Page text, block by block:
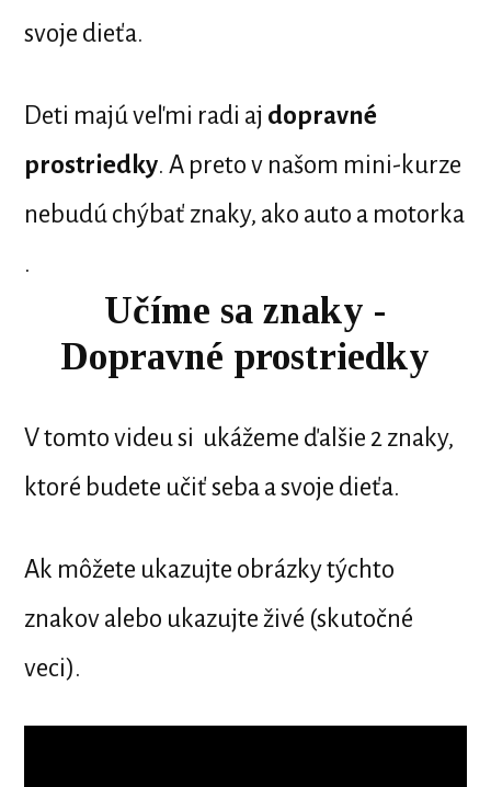
svoje dieťa.
Deti majú veľmi radi aj dopravné
prostriedky. A preto v našom mini-kurze
nebudú chýbať znaky, ako auto a motorka
.
Učíme sa znaky -
Dopravné prostriedky
V tomto videu si ukážeme ďalšie 2 znaky,
ktoré budete učiť seba a svoje dieťa.
Ak môžete ukazujte obrázky týchto
znakov alebo ukazujte živé (skutočné
veci).